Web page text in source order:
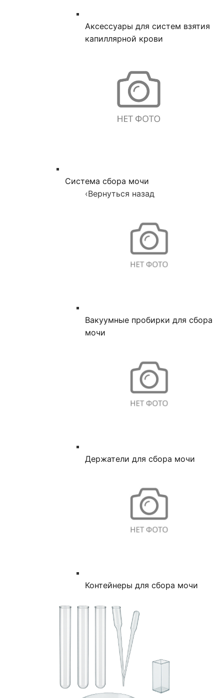
Аксессуары для систем взятия
капиллярной крови
Система сбора мочи
‹Вернуться назад
Вакуумные пробирки для сбора
мочи
Держатели для сбора мочи
Контейнеры для сбора мочи